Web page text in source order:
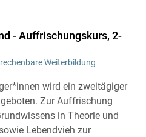
- Auffrischungskurs, 2-
Weiterbildung
wird ein zweitägiger
Zur Auffrischung
in Theorie und
Lebendvieh zur